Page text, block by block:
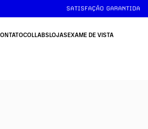
FRETE GRÁTIS ACIMA DE R$149
SATISFAÇÃO GARANTIDA
COLLABSLOJASEXAME DE VISTA